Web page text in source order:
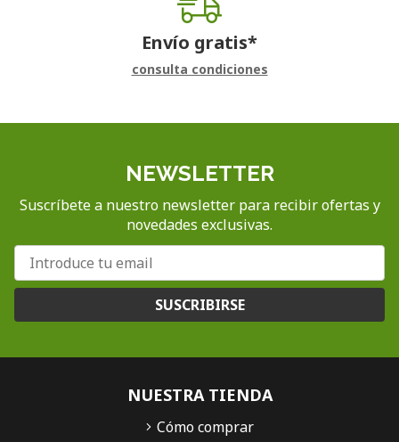
Envío gratis*
consulta condiciones
NEWSLETTER
Suscríbete a nuestro newsletter para recibir ofertas y
novedades exclusivas.
SUSCRIBIRSE
NUESTRA TIENDA
Cómo comprar